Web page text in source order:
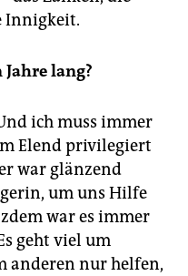
Innigkeit.
lang?
ich muss immer
Elend privilegiert
war glänzend
um uns Hilfe
war es immer
geht viel um
anderen nur helfen,